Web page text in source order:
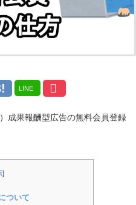
LINE
成果報酬型広告の無料会員登録
]
ついて